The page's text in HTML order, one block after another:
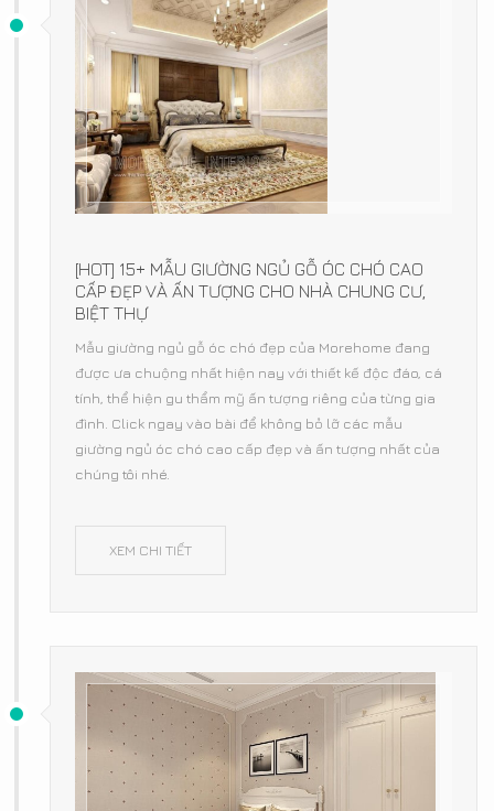
[HOT] 15+ MẪU GIƯỜNG NGỦ GỖ ÓC CHÓ CAO
CẤP ĐẸP VÀ ẤN TƯỢNG CHO NHÀ CHUNG CƯ,
BIỆT THỰ
Mẫu giường ngủ gỗ óc chó đẹp của Morehome đang
được ưa chuộng nhất hiện nay với thiết kế độc đáo, cá
tính, thể hiện gu thẩm mỹ ấn tượng riêng của từng gia
đình. Click ngay vào bài để không bỏ lỡ các mẫu
giường ngủ óc chó cao cấp đẹp và ấn tượng nhất của
chúng tôi nhé.
XEM CHI TIẾT